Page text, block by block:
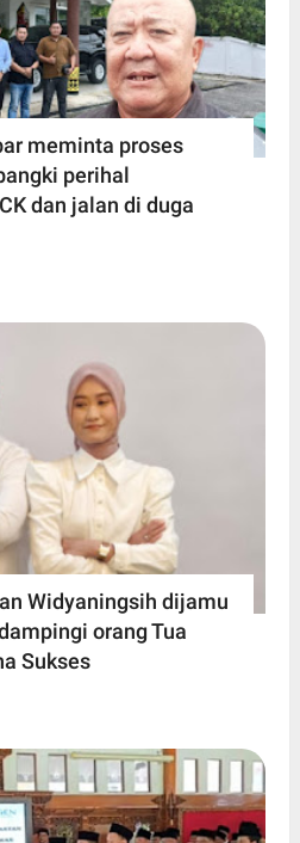
meminta proses
perihal
dan jalan di duga
Widyaningsih dijamu
orang Tua
Sukses